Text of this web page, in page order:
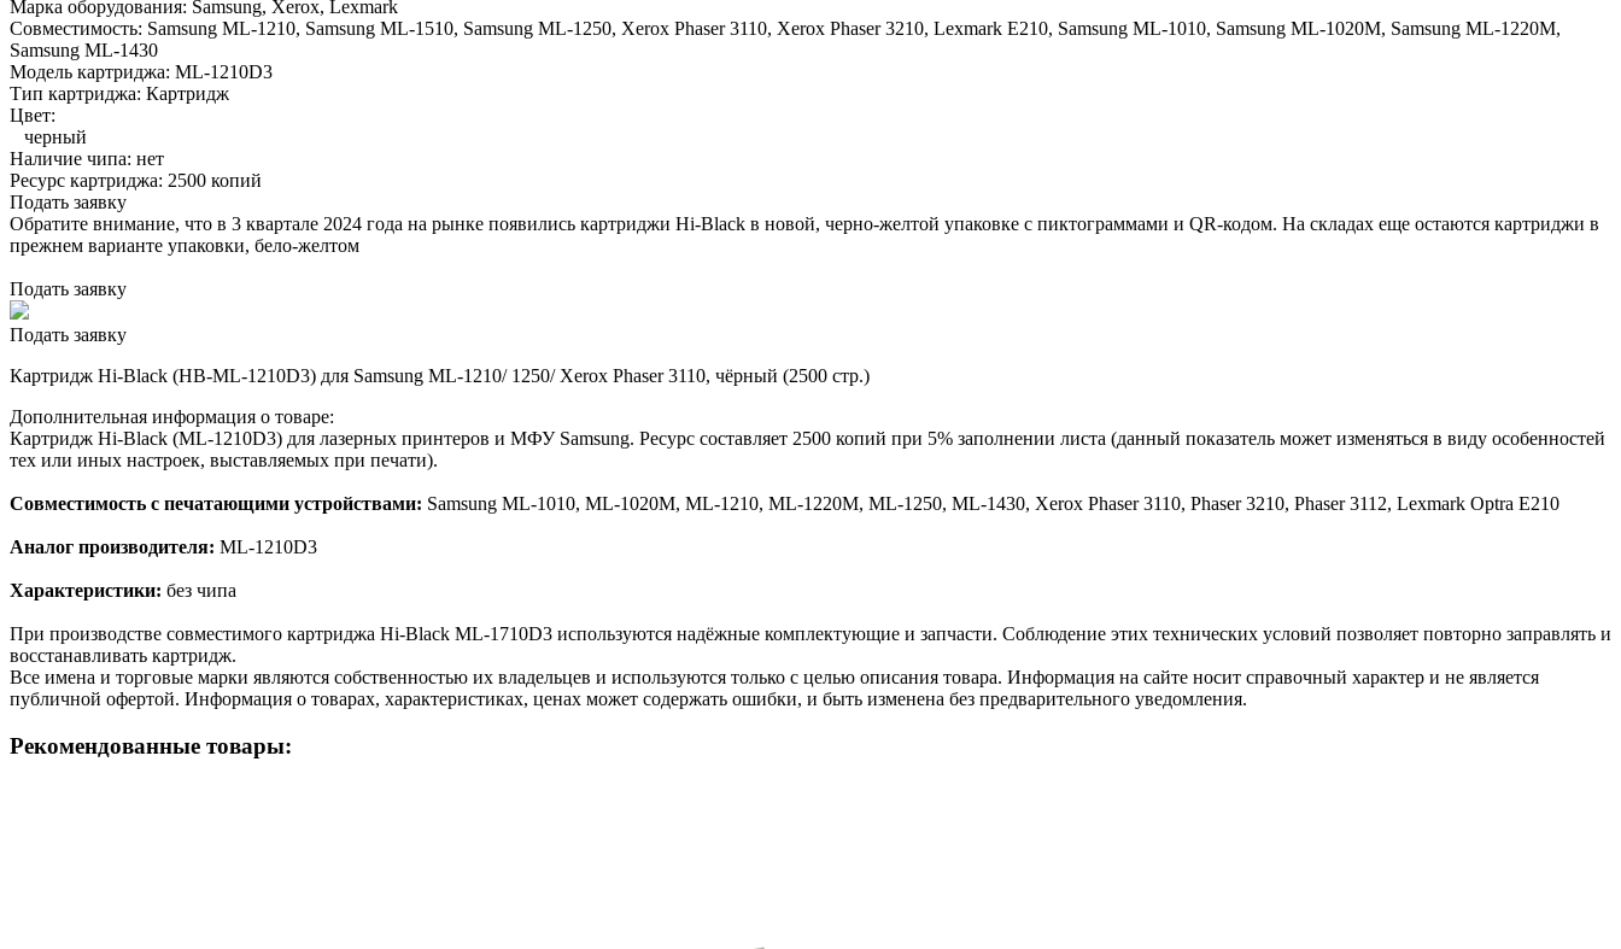
Марка оборудования: Samsung, Xerox, Lexmark
Совместимость: Samsung ML-1210, Samsung ML-1510, Samsung ML-1250, Xerox Phaser 3110, Xerox Phaser 3210, Lexmark E210, Samsung ML-1010, Samsung ML-1020M, Samsung ML-1220M,
Samsung ML-1430
Модель картриджа: ML-1210D3
Тип картриджа: Картридж
Цвет:
черный
Наличие чипа: нет
Ресурс картриджа: 2500 копий
Подать заявку
Обратите внимание, что в 3 квартале 2024 года на рынке появились картриджи Hi-Black в новой, черно-желтой упаковке с пиктограммами и QR-кодом. На складах еще остаются картриджи в
прежнем варианте упаковки, бело-желтом
Подать заявку
Подать заявку
Картридж Hi-Black (HB-ML-1210D3) для Samsung ML-1210/ 1250/ Xerox Phaser 3110, чёрный (2500 стр.)
Дополнительная информация о товаре:
Картридж Hi-Black (ML-1210D3) для лазерных принтеров и МФУ Samsung. Ресурс составляет 2500 копий при 5% заполнении листа (данный показатель может изменяться в виду особенностей
тех или иных настроек, выставляемых при печати).
Совместимость с печатающими устройствами: Samsung ML-1010, ML-1020M, ML-1210, ML-1220M, ML-1250, ML-1430, Xerox Phaser 3110, Phaser 3210, Phaser 3112, Lexmark Optra E210
Аналог производителя: ML-1210D3
Характеристики: без чипа
При производстве совместимого картриджа Hi-Black ML-1710D3 используются надёжные комплектующие и запчасти. Соблюдение этих технических условий позволяет повторно заправлять и
восстанавливать картридж.
Все имена и торговые марки являются собственностью их владельцев и используются только с целью описания товара. Информация на сайте носит справочный характер и не является
публичной офертой. Информация о товарах, характеристиках, ценах может содержать ошибки, и быть изменена без предварительного уведомления.
Рекомендованные товары: